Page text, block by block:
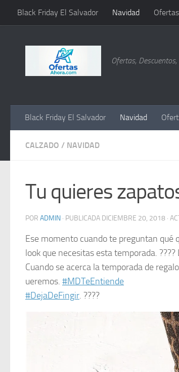
Saltar al contenido
Black Friday El Salvador Navidad
Ofertas,
Black Friday El Salvador Navidad
CALZADO / NAVIDAD
Tu quieres
POR ADMIN · PUBLICADA DICIEMBRE 20, 2018 ·
Ese momento cuando te preguntan qué
look que necesitas esta temporada.
Cuando se acerca la temporada de
ueremos. #MDTeEntiende
#DejaDeFingir. ????